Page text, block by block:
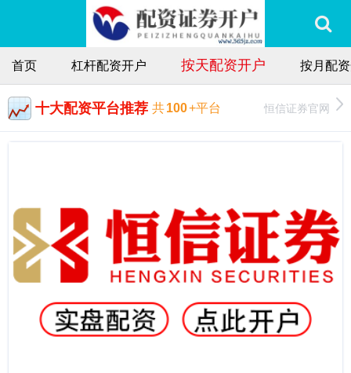
首页 杠杆配资开户 按天配资开户 按月配
十大配资平台推荐 共100+平台 恒信证券官网